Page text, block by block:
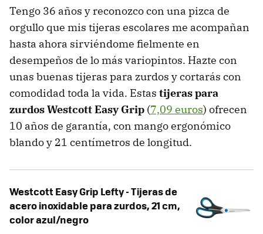
Tengo 36 años y reconozco con una pizca de
orgullo que mis tijeras escolares me acompañan
hasta ahora sirviéndome fielmente en
desempeños de lo más variopintos. Hazte con
unas buenas tijeras para zurdos y cortarás con
comodidad toda la vida. Estas tijeras para
zurdos Westcott Easy Grip (7,09 euros) ofrecen
10 años de garantía, con mango ergonómico
blando y 21 centímetros de longitud.
Westcott Easy Grip Lefty - Tijeras de
acero inoxidable para zurdos, 21 cm,
color azul/negro